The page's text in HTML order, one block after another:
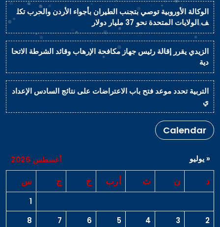
الوكالة الأوروبية توصي بتجنب الطيران بأجواء الأردن والحرب تكل
ف الولايات المتحدة نحو 37 مليار دولار
الزيدي يقرر إقالة رئيس جهاز مكافحة الإرهاب وقائد الشرطة الاتحا
دية
التربية تحدد موعد فتح باب الاعتراضات على نتائج السادس الإعداد
ي
Calendar
أغسطس 2026
د ن ث أرب خ ج س
1
2
3
4
5
6
7
8
« يوليو